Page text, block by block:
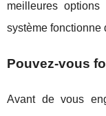
meilleures
système fonctionne
Pouvez-vous
Avant de vous